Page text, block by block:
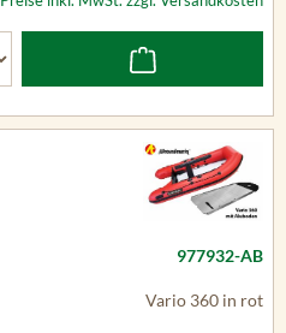
977932-AB
Vario 360 in rot